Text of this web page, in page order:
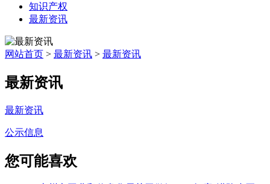
知识产权
最新资讯
网站首页 > 最新资讯 > 最新资讯
最新资讯
最新资讯
公示信息
您可能喜欢